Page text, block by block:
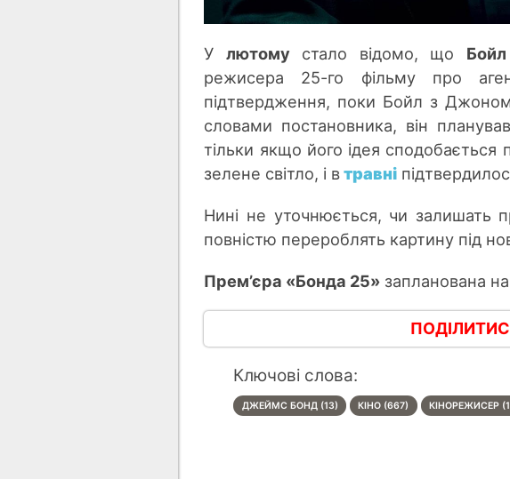
У лютомустало відомо, що Бойл
режисера 25-го фільму про
підтвердження, поки Бойл з
словами постановника, він
тільки якщо його ідея
зелене світло, і втравні
Нині не уточнюється, чи залишать
повністю перероблять картину під
Прем’єра «Бонда 25» запланована на
Ключові слова:
ДЖЕЙМС БОНД (13) КІНО (667) КІНОРЕЖИСЕР